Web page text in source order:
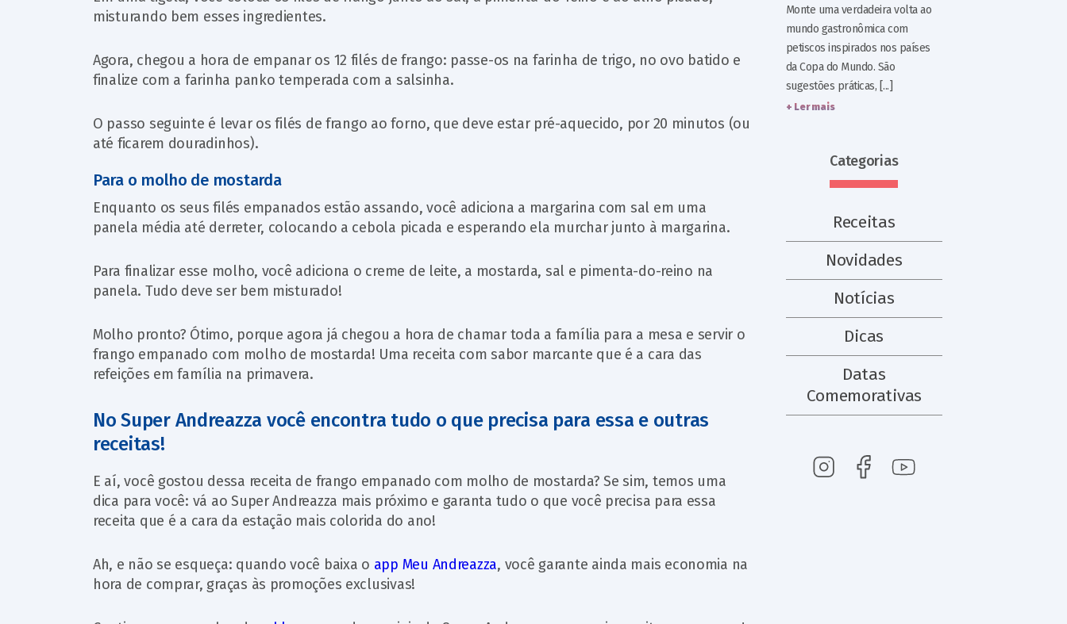
misturando bem esses ingredientes.
Agora, chegou a hora de empanar os 12 filés de frango: passe-os na farinha de trigo, no ovo batido e
finalize com a farinha panko temperada com a salsinha.
O passo seguinte é levar os filés de frango ao forno, que deve estar pré-aquecido, por 20 minutos (ou
até ficarem douradinhos).
Para o molho de mostarda
Enquanto os seus filés empanados estão assando, você adiciona a margarina com sal em uma
panela média até derreter, colocando a cebola picada e esperando ela murchar junto à margarina.
Para finalizar esse molho, você adiciona o creme de leite, a mostarda, sal e pimenta-do-reino na
panela. Tudo deve ser bem misturado!
Molho pronto? Ótimo, porque agora já chegou a hora de chamar toda a família para a mesa e servir o
frango empanado com molho de mostarda! Uma receita com sabor marcante que é a cara das
refeições em família na primavera.
No Super Andreazza você encontra tudo o que precisa para essa e outras
receitas!
E aí, você gostou dessa receita de frango empanado com molho de mostarda? Se sim, temos uma
dica para você: vá ao Super Andreazza mais próximo e garanta tudo o que você precisa para essa
receita que é a cara da estação mais colorida do ano!
Ah, e não se esqueça: quando você baixa o app Meu Andreazza, você garante ainda mais economia na
hora de comprar, graças às promoções exclusivas!
Monte uma verdadeira volta ao
mundo gastronômica com
petiscos inspirados nos países
da Copa do Mundo. São
sugestões práticas, [...]
+ Ler mais
Categorias
Receitas
Novidades
Notícias
Dicas
Datas
Comemorativas